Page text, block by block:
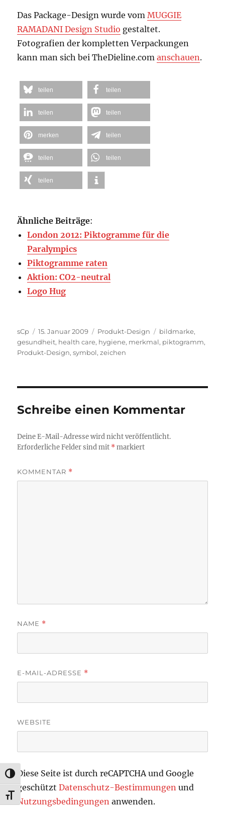
UMSCHALTEN AUF HOHE KONTRASTE
SCHRIFT VERGRÖSSERN
Das Package-Design wurde vom MUGGIE
RAMADANI Design Studio gestaltet.
Fotografien der kompletten Verpackungen
kann man sich bei TheDieline.comanschauen.
teilen teilen
teilen teilen
merken teilen
teilen teilen
teilen
Ähnliche Beiträge:
London 2012: Piktogramme für die
Paralympics
Piktogramme raten
Aktion: CO2-neutral
Logo Hug
Autor
sCp
Veröffentlicht
am
15. Januar 2009 Kategorien
Produkt-Design Schlagwörter
bildmarke,
gesundheit, health care, hygiene, merkmal, piktogramm,
Produkt-Design,symbol,zeichen
Schreibe einen Kommentar
Deine E-Mail-Adresse wird nicht veröffentlicht.
Erforderliche Felder sind mit *markiert
KOMMENTAR *
NAME *
E-MAIL-ADRESSE *
WEBSITE
Diese Seite ist durch reCAPTCHA und Google
geschütztDatenschutz-Bestimmungen und
Nutzungsbedingungen anwenden.